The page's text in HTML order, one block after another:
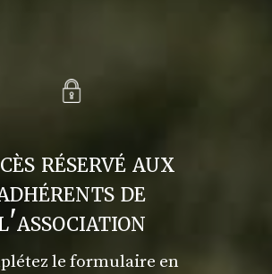
réservé aux
de
le formulaire en